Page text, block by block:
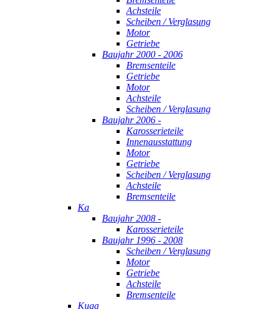
Achsteile
Scheiben / Verglasung
Motor
Getriebe
Baujahr 2000 - 2006
Bremsenteile
Getriebe
Motor
Achsteile
Scheiben / Verglasung
Baujahr 2006 -
Karosserieteile
Innenausstattung
Motor
Getriebe
Scheiben / Verglasung
Achsteile
Bremsenteile
Ka
Baujahr 2008 -
Karosserieteile
Baujahr 1996 - 2008
Scheiben / Verglasung
Motor
Getriebe
Achsteile
Bremsenteile
Kuga